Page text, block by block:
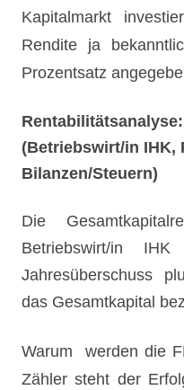
Kapitalmarkt
Rendite ja
Prozentsatz
(Betriebswirt/in IHK,
Bilanzen/Steuern)
Die
Betriebswirt/in
Jahresüberschuss
das Gesamtkapital
Warum werden die
Zähler steht der